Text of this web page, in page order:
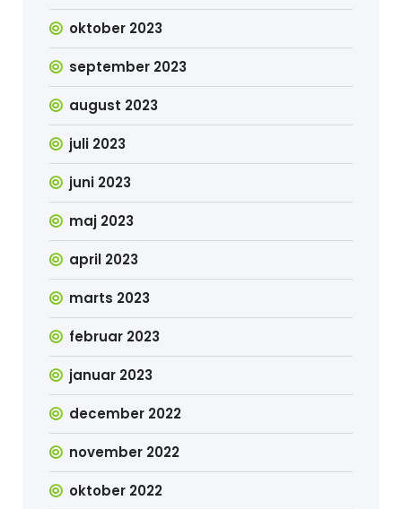
oktober 2023
september 2023
august 2023
juli 2023
juni 2023
maj 2023
april 2023
marts 2023
februar 2023
januar 2023
december 2022
november 2022
oktober 2022